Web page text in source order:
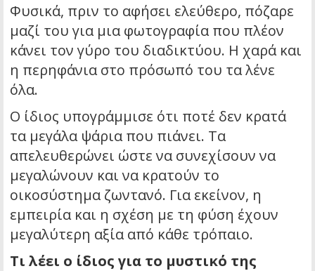
Φυσικά, πριν το αφήσει ελεύθερο, πόζαρε
μαζί του για μια φωτογραφία που πλέον
κάνει τον γύρο του διαδικτύου. Η χαρά και
η περηφάνια στο πρόσωπό του τα λένε
όλα.
Ο ίδιος υπογράμμισε ότι ποτέ δεν κρατά
τα μεγάλα ψάρια που πιάνει. Τα
απελευθερώνει ώστε να συνεχίσουν να
μεγαλώνουν και να κρατούν το
οικοσύστημα ζωντανό. Για εκείνον, η
εμπειρία και η σχέση με τη φύση έχουν
μεγαλύτερη αξία από κάθε τρόπαιο.
Τι λέει ο ίδιος για το μυστικό της